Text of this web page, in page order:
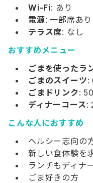
Wi-Fi: あり
電源: 一部席あり
テラス席: なし
おすすめメニュー
ごまを使ったラ
ごまのスイーツ:
ごまドリンク:
ディナーコース:
こんな人におすすめ
ヘルシー志向の
新しい食体験を
ランチもディナ
ごま好きの方